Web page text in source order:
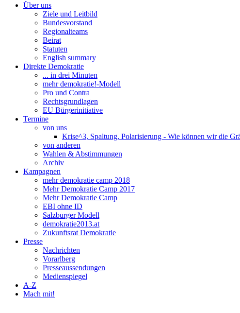
Über uns
Ziele und Leitbild
Bundesvorstand
Regionalteams
Beirat
Statuten
English summary
Direkte Demokratie
... in drei Minuten
mehr demokratie!-Modell
Pro und Contra
Rechtsgrundlagen
EU Bürgerinitiative
Termine
von uns
Krise^3, Spaltung, Polarisierung - Wie können wir die
von anderen
Wahlen & Abstimmungen
Archiv
Kampagnen
mehr demokratie camp 2018
Mehr Demokratie Camp 2017
Mehr Demokratie Camp
EBI ohne ID
Salzburger Modell
demokratie2013.at
Zukunftsrat Demokratie
Presse
Nachrichten
Vorarlberg
Presseaussendungen
Medienspiegel
A-Z
Mach mit!